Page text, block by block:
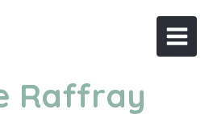
Raffray